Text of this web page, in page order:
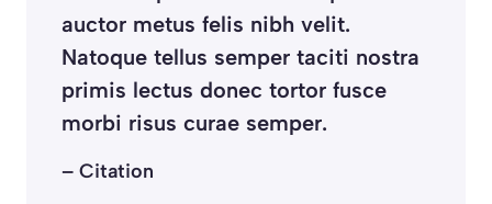
auctor metus felis nibh velit.
Natoque tellus semper taciti nostra
primis lectus donec tortor fusce
morbi risus curae semper.
– Citation